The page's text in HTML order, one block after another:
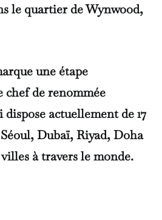
le quartier de Wynwood,
une étape
de renommée
actuellement de 17
Dubaï, Riyad, Doha
à travers le monde.